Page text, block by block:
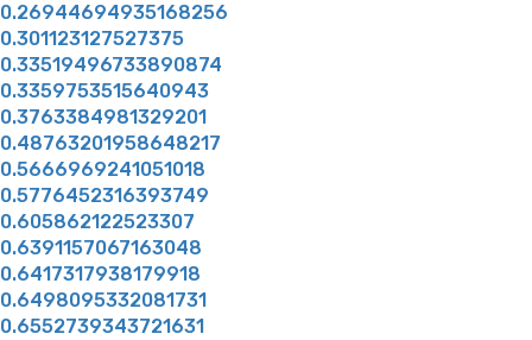
0.26944694935168256
0.301123127527375
0.33519496733890874
0.3359753515640943
0.3763384981329201
0.48763201958648217
0.5666969241051018
0.5776452316393749
0.605862122523307
0.6391157067163048
0.6417317938179918
0.6498095332081731
0.6552739343721631